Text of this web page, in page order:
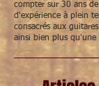
compter sur 30 ans
d'expérience à plein
consacrés aux
ainsi bien plus qu'une